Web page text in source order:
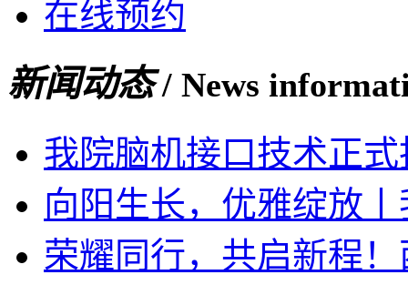
在线预约
新闻动态/ News
我院脑机接口技术正
向阳生长，优雅绽放
荣耀同行，共启新程